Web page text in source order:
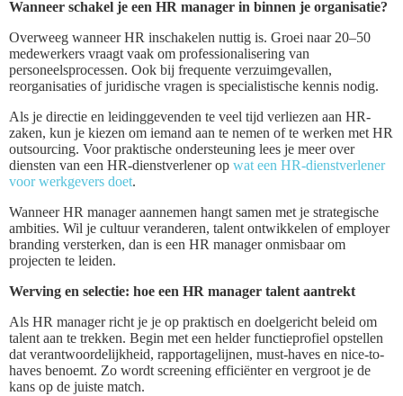
Wanneer schakel je een HR manager in binnen je organisatie?
Overweeg wanneer HR inschakelen nuttig is. Groei naar 20–50
medewerkers vraagt vaak om professionalisering van
personeelsprocessen. Ook bij frequente verzuimgevallen,
reorganisaties of juridische vragen is specialistische kennis nodig.
Als je directie en leidinggevenden te veel tijd verliezen aan HR-
zaken, kun je kiezen om iemand aan te nemen of te werken met HR
outsourcing. Voor praktische ondersteuning lees je meer over
diensten van een HR-dienstverlener op wat een HR-dienstverlener
voor werkgevers doet.
Wanneer HR manager aannemen hangt samen met je strategische
ambities. Wil je cultuur veranderen, talent ontwikkelen of employer
branding versterken, dan is een HR manager onmisbaar om
projecten te leiden.
Werving en selectie: hoe een HR manager talent aantrekt
Als HR manager richt je je op praktisch en doelgericht beleid om
talent aan te trekken. Begin met een helder functieprofiel opstellen
dat verantwoordelijkheid, rapportagelijnen, must-haves en nice-to-
haves benoemt. Zo wordt screening efficiënter en vergroot je de
kans op de juiste match.